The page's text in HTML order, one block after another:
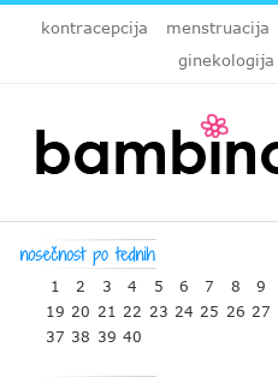
kontracepcija menstruacija
ginekologija
1 2 3 4 5 6 7 8 9
19 20 21 22 23 24 25 26 27
37 38 39 40